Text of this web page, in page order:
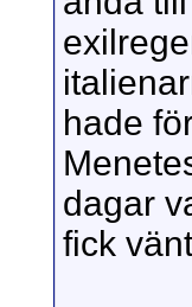
hade
dagar
fick